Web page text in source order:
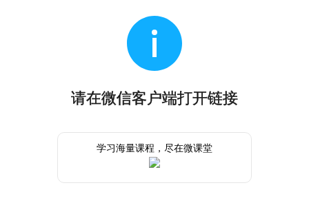
请在微信客户端打开链接
学习海量课程，尽在微课堂